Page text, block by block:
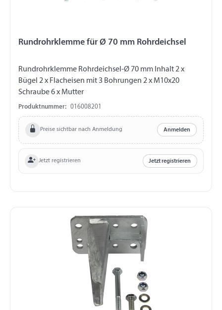
Rundrohrklemme für Ø 70 mm Rohrdeichsel
Rundrohrklemme Rohrdeichsel-Ø 70 mm Inhalt 2 x
Bügel 2 x Flacheisen mit 3 Bohrungen 2 x M10x20
Schraube 6 x Mutter
Produktnummer: 016008201
Preise sichtbar nach Anmeldung Anmelden
Jetzt registrieren Jetzt registrieren